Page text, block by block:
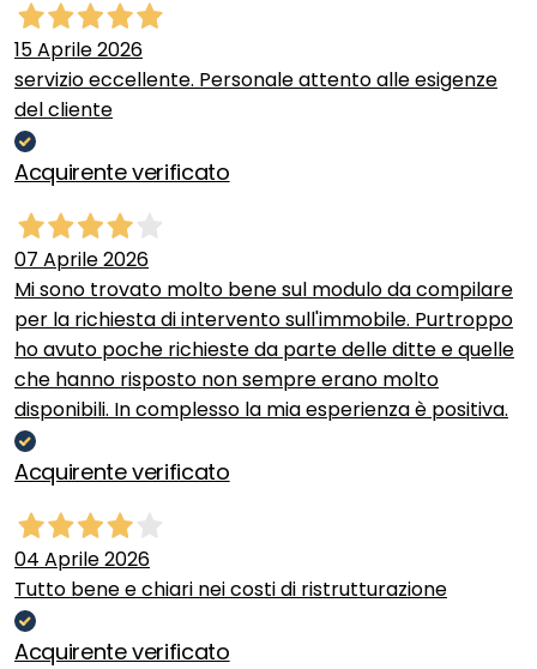
15 Aprile 2026
servizio eccellente. Personale attento alle esigenze
del cliente
Acquirente verificato
07 Aprile 2026
Mi sono trovato molto bene sul modulo da compilare
per la richiesta di intervento sull'immobile. Purtroppo
ho avuto poche richieste da parte delle ditte e quelle
che hanno risposto non sempre erano molto
disponibili. In complesso la mia esperienza è positiva.
Acquirente verificato
04 Aprile 2026
Tutto bene e chiari nei costi di ristrutturazione
Acquirente verificato